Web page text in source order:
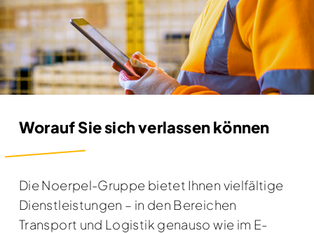
Worauf Sie sich verlassen können
Die Noerpel-Gruppe bietet Ihnen vielfältige
Dienstleistungen – in den Bereichen
Transport und Logistik genauso wie im E-